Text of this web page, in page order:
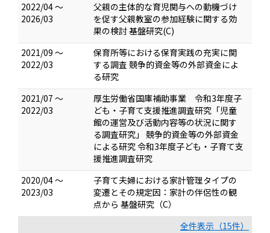
2022/04 ～
2026/03
父親の主体的な育児関与への動機づけ
を促す父親教室の参加経験に関する効
果の検討 基盤研究(C)
2021/09 ～
2022/03
保育所等における保育実践の充実に関
する調査 競争的資金等の外部資金によ
る研究
2021/07 ～
2022/03
厚生労働省国庫補助事業 令和3年度子
ども・子育て支援推進調査研究「児童
館の運営及び活動内容等の状況に関す
る調査研究」 競争的資金等の外部資金
による研究 令和3年度子ども・子育て支
援推進調査研究
2020/04 ～
2023/03
子育て夫婦における家計管理タイプの
変遷とその規定因：家計の伴侶性の観
点から 基盤研究（C）
全件表示（15件）